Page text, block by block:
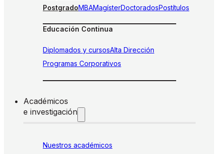
PostgradoMBAMagísterDoctoradosPostítulos
Educación Continua
Diplomados y cursosAlta Dirección
Programas Corporativos
Académicos
e investigación
Nuestros académicos